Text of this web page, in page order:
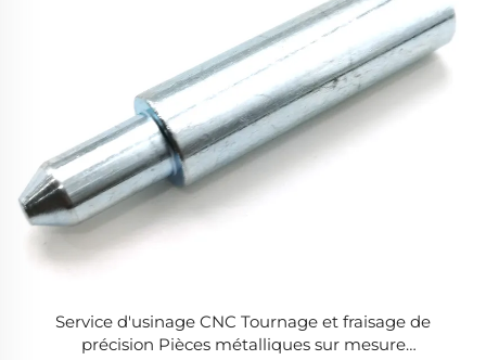
Service d'usinage CNC Tournage et fraisage de
précision Pièces métalliques sur mesure